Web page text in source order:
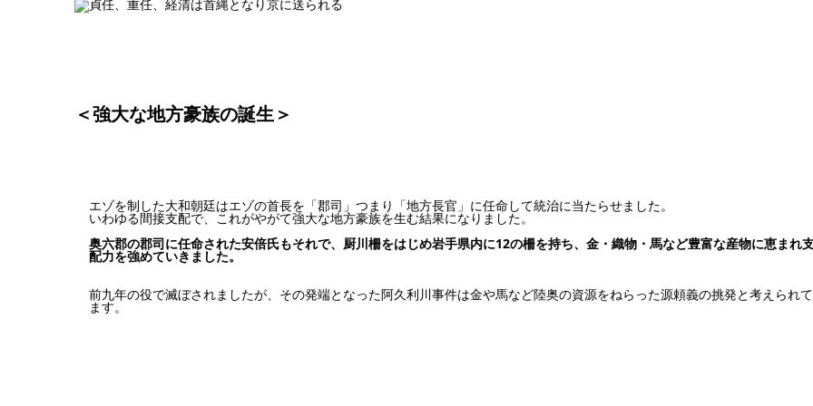
＜強大な地方豪族の誕生＞
エゾを制した大和朝廷はエゾの首長を「郡司」つまり「地方長官」に任命して統治に当たらせました。
いわゆる間接支配で、これがやがて強大な地方豪族を生む結果になりました。
奥六郡の郡司に任命された安倍氏もそれで、厨川柵をはじめ岩手県内に12の柵を持ち、金・織物・馬など豊富な産物に恵まれ
配力を強めていきました。
前九年の役で滅ぼされましたが、その発端となった阿久利川事件は金や馬など陸奥の資源をねらった源頼義の挑発と考えられ
ます。